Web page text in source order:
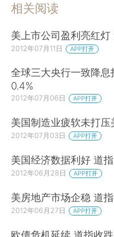
相关阅读
美上市公司盈利亮红灯
2012年07月11日 APP打开
全球三大央行一致降
0.4%
2012年07月06日 APP打开
美国制造业疲软未打压
2012年07月03日 APP打开
美国经济数据利好 道
2012年06月28日 APP打开
美房地产市场企稳 道
2012年06月27日 APP打开